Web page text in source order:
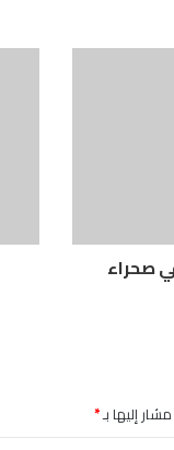
صحراء
إليها بـ*